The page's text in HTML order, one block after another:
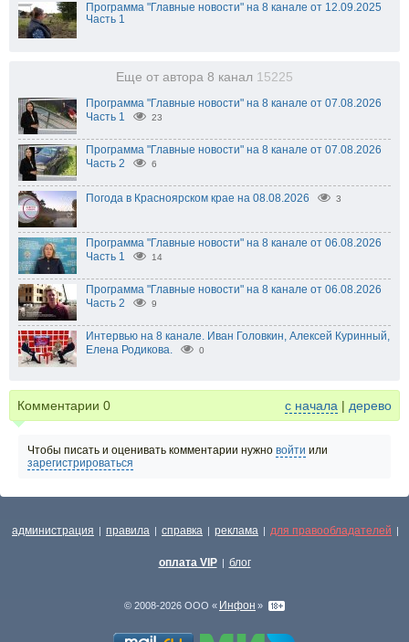
Программа "Главные новости" на 8 канале от 12.09.2025
Часть 1
Еще от автора 8 канал 15225
Программа "Главные новости" на 8 канале от 07.08.2026
Часть 1
23
Программа "Главные новости" на 8 канале от 07.08.2026
Часть 2
6
Погода в Красноярском крае на 08.08.2026 3
Программа "Главные новости" на 8 канале от 06.08.2026
Часть 1
14
Программа "Главные новости" на 8 канале от 06.08.2026
Часть 2
9
Интервью на 8 канале. Иван Головкин, Алексей Куринный,
Елена Родикова.
0
Комментарии 0 с начала | дерево
Чтобы писать и оценивать комментарии нужно войти или
зарегистрироваться
администрация | правила | справка | реклама | для правообладателей |
оплата VIP | блог
© 2008-2026 ООО « Инфон »